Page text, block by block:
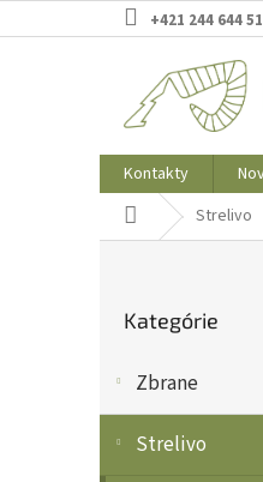
na
+421 244 644
Kontakty
DomovStrelivo
a
kategórie
Kategórie
Zbrane
Strelivo